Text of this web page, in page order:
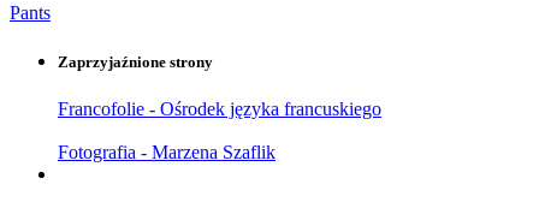
Pants
Zaprzyjaźnione strony
Francofolie - Ośrodek języka francuskiego
Fotografia - Marzena Szaflik